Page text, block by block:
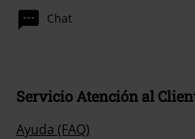
Chat
Servicio Atención al
Ayuda (FAQ)